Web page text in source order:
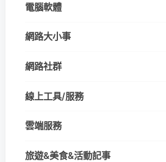
電腦軟體
網路大小事
網路社群
線上工具/服務
雲端服務
旅遊&美食&活動記事